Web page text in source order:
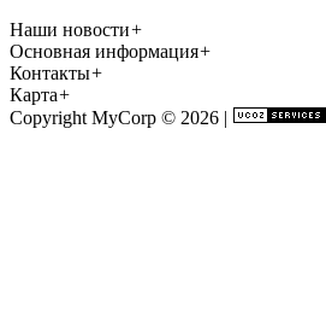
Наши новости+
Основная информация+
Контакты+
Карта+
Copyright MyCorp © 2026 |